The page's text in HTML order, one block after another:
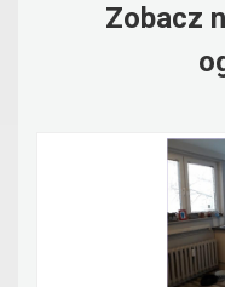
Zobacz